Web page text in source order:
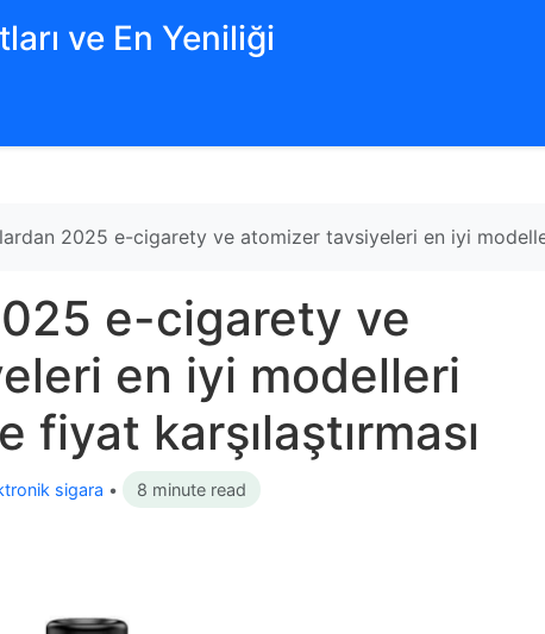
ve En Yeniliği
2025 e-cigarety ve atomizer tavsiyeleri en iyi
e-cigarety ve
en iyi modelleri
fiyat karşılaştırması
sigara • 8 minute read